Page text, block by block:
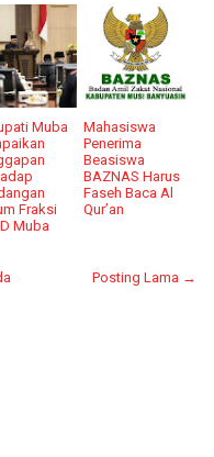
Muba
Fraksi
Muba
Mahasiswa
Penerima
Beasiswa
BAZNAS Harus
Faseh Baca Al
Qur’an
Posting Lama →